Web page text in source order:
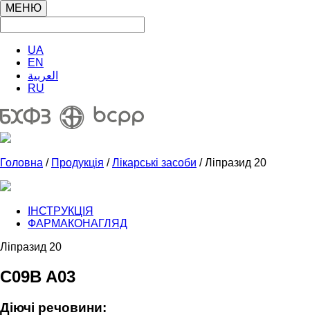
МЕНЮ
UA
EN
العربية
RU
Головна / Продукція /Лікарські засоби / Ліпразид 20
ІНСТРУКЦІЯ
ФАРМАКОНАГЛЯД
Ліпразид 20
C09B A03
Діючі речовини: